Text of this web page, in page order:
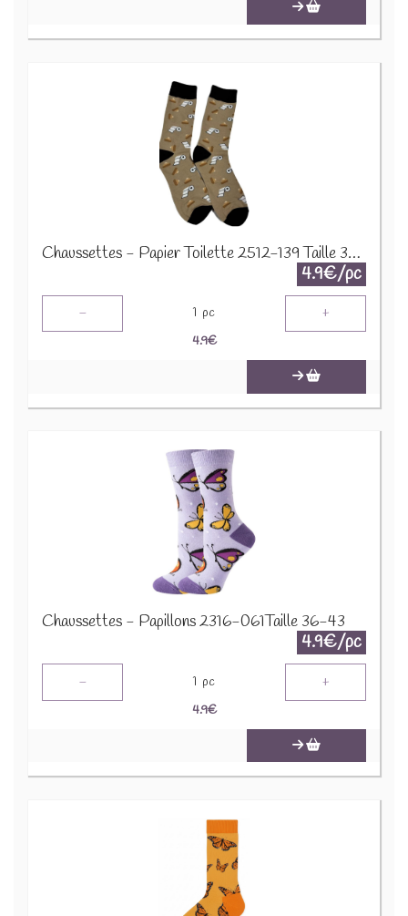
Chaussettes - Papier Toilette 2512-139 Taille 38-45
4.9€/pc
- 1 pc +
4.9€
Chaussettes - Papillons 2316-061Taille 36-43
4.9€/pc
- 1 pc +
4.9€